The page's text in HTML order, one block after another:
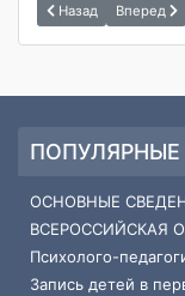
Назад Вперед
ОСНОВНЫЕ
ВСЕРОССИЙСКАЯ
Психолого-
Запись детей в